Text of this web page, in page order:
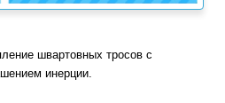
швартовных тросов с
инерции.